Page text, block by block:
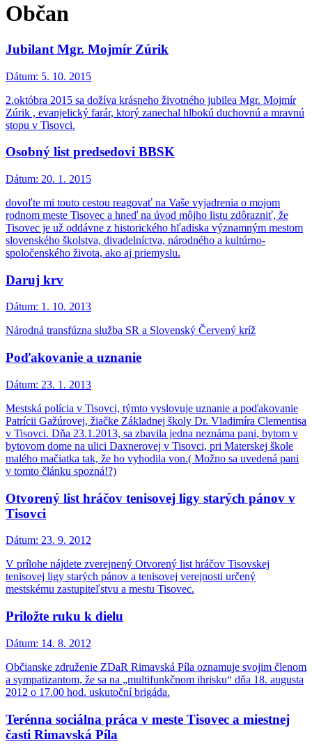
Občan
Jubilant Mgr. Mojmír Zúrik
Dátum: 5. 10. 2015
2.októbra 2015 sa dožíva krásneho životného jubilea Mgr. Mojmír
Zúrik , evanjelický farár, ktorý zanechal hlbokú duchovnú a mravnú
stopu v Tisovci.
Osobný list predsedovi BBSK
Dátum: 20. 1. 2015
dovoľte mi touto cestou reagovať na Vaše vyjadrenia o mojom
rodnom meste Tisovec a hneď na úvod môjho listu zdôrazniť, že
Tisovec je už oddávne z historického hľadiska významným mestom
slovenského školstva, divadelníctva, národného a kultúrno-
spoločenského života, ako aj priemyslu.
Daruj krv
Dátum: 1. 10. 2013
Národná transfúzna služba SR a Slovenský Červený kríž
Poďakovanie a uznanie
Dátum: 23. 1. 2013
Mestská polícia v Tisovci, týmto vyslovuje uznanie a poďakovanie
Patrícii Gažúrovej, žiačke Základnej školy Dr. Vladimíra Clementisa
v Tisovci. Dňa 23.1.2013, sa zbavila jedna neznáma pani, bytom v
bytovom dome na ulici Daxnerovej v Tisovci, pri Materskej škole
malého mačiatka tak, že ho vyhodila von.( Možno sa uvedená pani
v tomto článku spozná!?)
Otvorený list hráčov tenisovej ligy starých pánov v
Tisovci
Dátum: 23. 9. 2012
V prílohe nájdete zverejnený Otvorený list hráčov Tisovskej
tenisovej ligy starých pánov a tenisovej verejnosti určený
mestskému zastupiteľstvu a mestu Tisovec.
Priložte ruku k dielu
Dátum: 14. 8. 2012
Občianske združenie ZDaR Rimavská Píla oznamuje svojim členom
a sympatizantom, že sa na „multifunkčnom ihrisku“ dňa 18. augusta
2012 o 17.00 hod. uskutoční brigáda.
Terénna sociálna práca v meste Tisovec a miestnej
časti Rimavská Píla